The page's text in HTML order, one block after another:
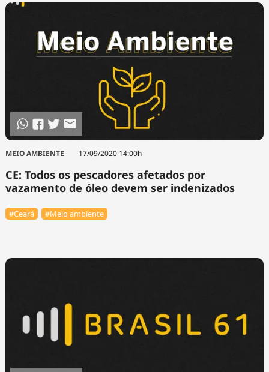
MEIO AMBIENTE 17/09/2020 14:00h
CE: Todos os pescadores afetados por
vazamento de óleo devem ser indenizados
#Ceará #Meio ambiente